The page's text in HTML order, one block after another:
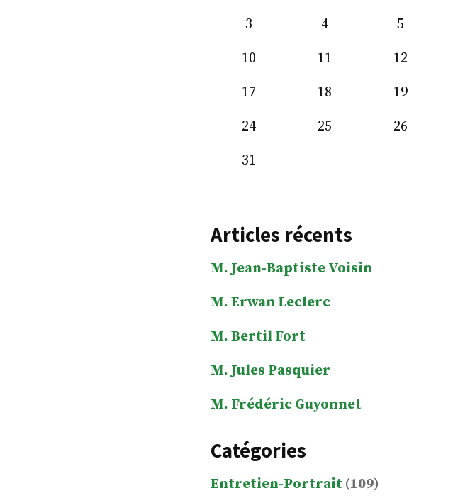
3
4 5
10
11 12
17
18 19
24
25 26
31
Articles récents
M. Jean-Baptiste Voisin
M. Erwan Leclerc
M. Bertil Fort
M. Jules Pasquier
M. Frédéric Guyonnet
Catégories
Entretien-Portrait (109)